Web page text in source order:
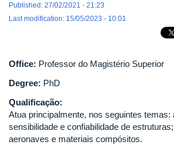
Published: 27/02/2021 - 21:23
Last modification: 15/05/2023 - 10:01
Office: Professor do Magistério Superior
Degree: PhD
Qualificação:
Atua principalmente, nos seguintes temas:
sensibilidade e confiabilidade de
aeronaves e materiais compósitos.